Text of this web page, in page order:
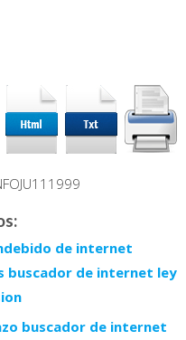
de internet
buscador de internet ley
buscador de internet